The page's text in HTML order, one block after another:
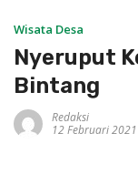
Wisata Desa
Nyeruput
Bintang
Redaksi
12 Februari 2021